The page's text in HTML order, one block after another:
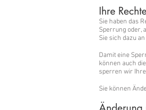
Ihre
Sie haben das
Sperrung oder,
Sie sich dazu
Damit eine
können auch
sperren wir
Sie können